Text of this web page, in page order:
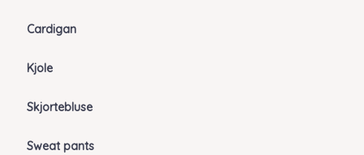
Cardigan
Kjole
Skjortebluse
Sweat pants